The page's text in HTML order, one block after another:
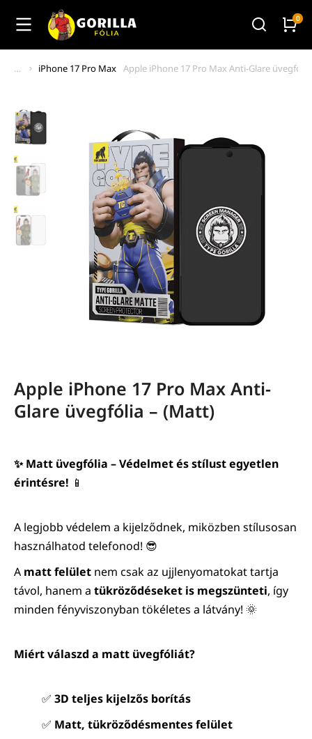
You are here:
iPhone 17 Pro Max Apple iPhone 17 Pro Max Anti-Glare
Apple iPhone 17 Pro Max Anti-
Glare üvegfólia – (Matt)
✨ Matt üvegfólia – Védelmet és stílust egyetlen
érintésre! 📱
A legjobb védelem a kijelződnek, miközben stílusosan
használhatod telefonod! 😎
A matt felület nem csak az ujjlenyomatokat tartja
távol, hanem a tükröződéseket is megszünteti, így
minden fényviszonyban tökéletes a látvány! 🌞
Miért válaszd a matt üvegfóliát?
✅ 3D teljes kijelzős borítás
✅ Matt, tükröződésmentes felület